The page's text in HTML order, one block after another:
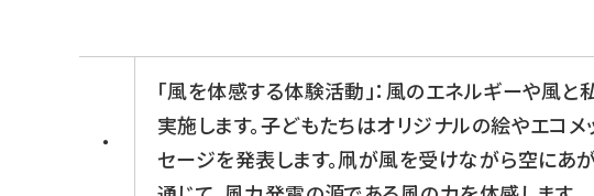
・
「風を体感する体験活動」：風のエネルギーや風
実施します。子どもたちはオリジナルの絵やエコ
セージを発表します。凧が風を受けながら空にあ